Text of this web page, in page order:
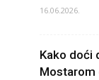
16.06.2026.
Kako doći
Mostarom